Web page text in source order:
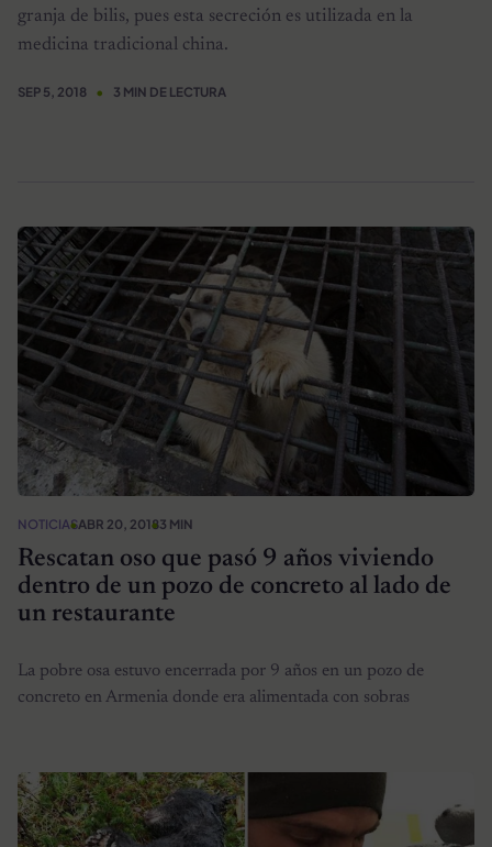
granja de bilis, pues esta secreción es utilizada en la
medicina tradicional china.
SEP 5, 2018 3 MIN DE LECTURA
NOTICIASABR 20, 20183 MIN
Rescatan oso que pasó 9 años viviendo
dentro de un pozo de concreto al lado de
un restaurante
La pobre osa estuvo encerrada por 9 años en un pozo de
concreto en Armenia donde era alimentada con sobras